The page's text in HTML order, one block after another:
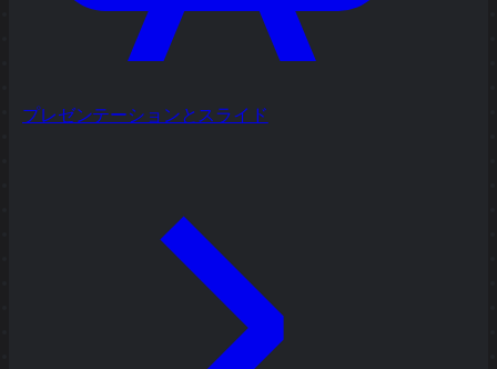
プレゼンテーションとスライド